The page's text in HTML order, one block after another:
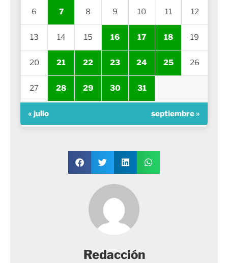
6 7 8 9 10 11 12
13 14 15 16 17 18 19
20 21 22 23 24 25 26
27 28 29 30 31
« julio septiembre »
Redacción